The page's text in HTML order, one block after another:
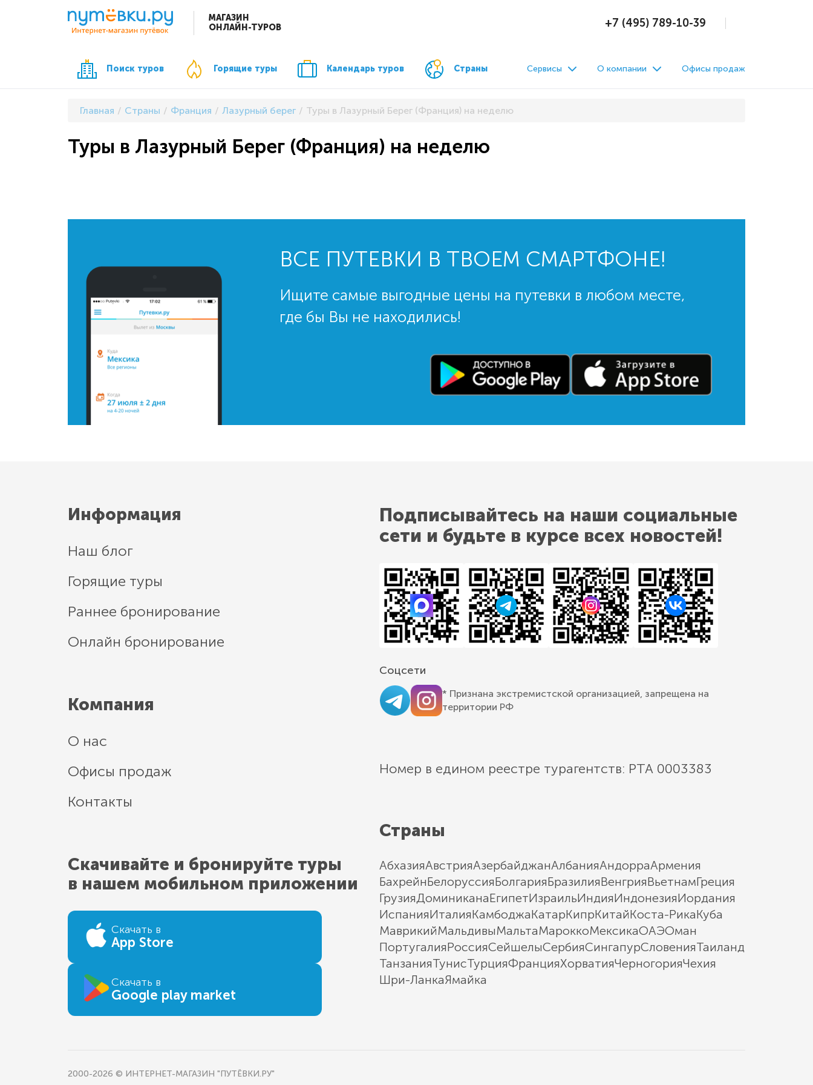
МАГАЗИН
ОНЛАЙН-ТУРОВ
+7 (495) 789-10-39
Поиск туров Горящие туры Календарь туров Страны Сервисы О компании Офисы продаж
Главная Страны Франция Лазурный берег Туры в Лазурный Берег (Франция) на неделю
Туры в Лазурный Берег (Франция) на неделю
ВСЕ ПУТЕВКИ В ТВОЕМ СМАРТФОНЕ!
Ищите самые выгодные цены на путевки в любом месте,
где бы Вы не находились!
Информация
Наш блог
Горящие туры
Раннее бронирование
Онлайн бронирование
Компания
О нас
Офисы продаж
Контакты
Скачивайте и бронируйте туры
в нашем мобильном приложении
Скачать в
App Store
Скачать в
Google play market
Подписывайтесь на наши социальные
сети и будьте в курсе всех новостей!
Соцсети
* Признана экстремистской организацией, запрещена на
территории РФ
Номер в едином реестре турагентств: РТА 0003383
Страны
АбхазияАвстрияАзербайджанАлбанияАндорраАрмения
БахрейнБелоруссияБолгарияБразилияВенгрияВьетнамГреция
ГрузияДоминиканаЕгипетИзраильИндияИндонезияИордания
ИспанияИталияКамбоджаКатарКипрКитайКоста-РикаКуба
МаврикийМальдивыМальтаМароккоМексикаОАЭОман
ПортугалияРоссияСейшелыСербияСингапурСловенияТаиланд
ТанзанияТунисТурцияФранцияХорватияЧерногорияЧехия
Шри-ЛанкаЯмайка
2000-2026 © ИНТЕРНЕТ-МАГАЗИН "ПУТЁВКИ.РУ"